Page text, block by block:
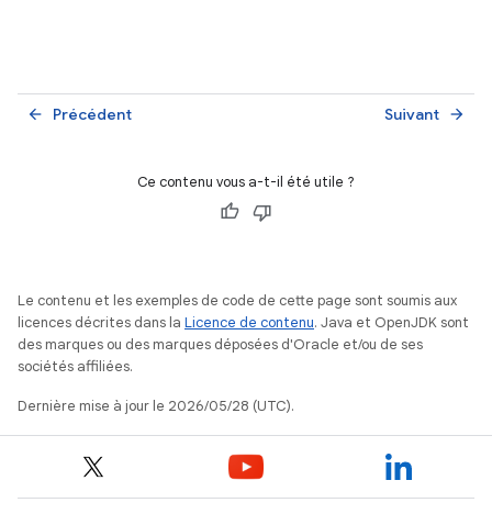
Précédent
arrow_back Suivant arrow_forward
Ce contenu vous a-t-il été utile ?
Le contenu et les exemples de code de cette page sont soumis aux
licences décrites dans la Licence de contenu. Java et OpenJDK sont
des marques ou des marques déposées d'Oracle et/ou de ses
sociétés affiliées.
Dernière mise à jour le 2026/05/28 (UTC).